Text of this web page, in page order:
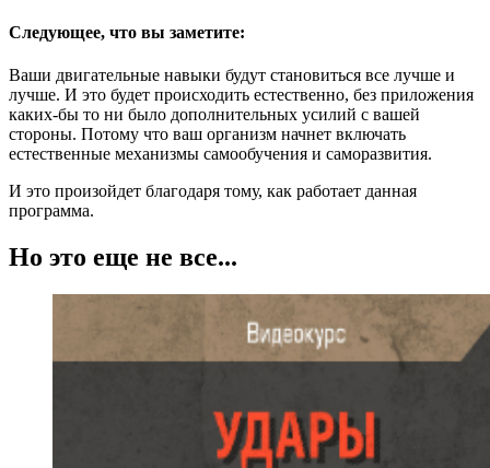
Следующее, что вы заметите:
Ваши двигательные навыки будут становиться все лучше и
лучше. И это будет происходить естественно, без приложения
каких-бы то ни было дополнительных усилий с вашей
стороны. Потому что ваш организм начнет включать
естественные механизмы самообучения и саморазвития.
И это произойдет благодаря тому, как работает данная
программа.
Но это еще не все...